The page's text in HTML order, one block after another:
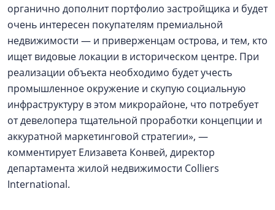
органично дополнит портфолио застройщика и будет
очень интересен покупателям премиальной
недвижимости — и приверженцам острова, и тем, кто
ищет видовые локации в историческом центре. При
реализации объекта необходимо будет учесть
промышленное окружение и скупую социальную
инфраструктуру в этом микрорайоне, что потребует
от девелопера тщательной проработки концепции и
аккуратной маркетинговой стратегии», —
комментирует Елизавета Конвей, директор
департамента жилой недвижимости Colliers
International.